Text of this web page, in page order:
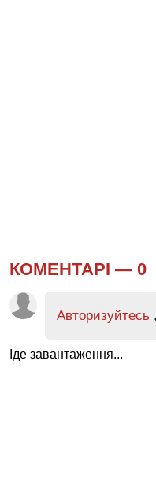
КОМЕНТАРІ — 0
Авторизуйтесь
Іде завантаження...